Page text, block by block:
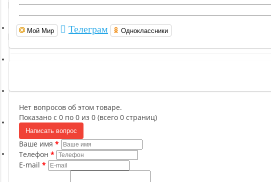
Йога и пилатес
Бокс и единоборства
Прочее оборудование (пьедесталы и скамьи для раздевалок)
Ремни, Пояса и Упряжи
Мой Мир Телеграм Одноклассники
Нет вопросов об этом товаре.
Показано с 0 по 0 из 0 (всего 0 страниц)
Написать вопрос
Ваше имя
Телефон
E-mail